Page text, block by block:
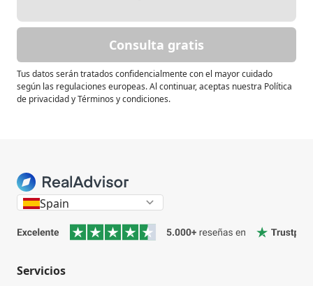
Consulta gratis
Tus datos serán tratados confidencialmente con el mayor cuidado
según las regulaciones europeas. Al continuar, aceptas nuestra Política
de privacidad y Términos y condiciones.
Spain
Servicios